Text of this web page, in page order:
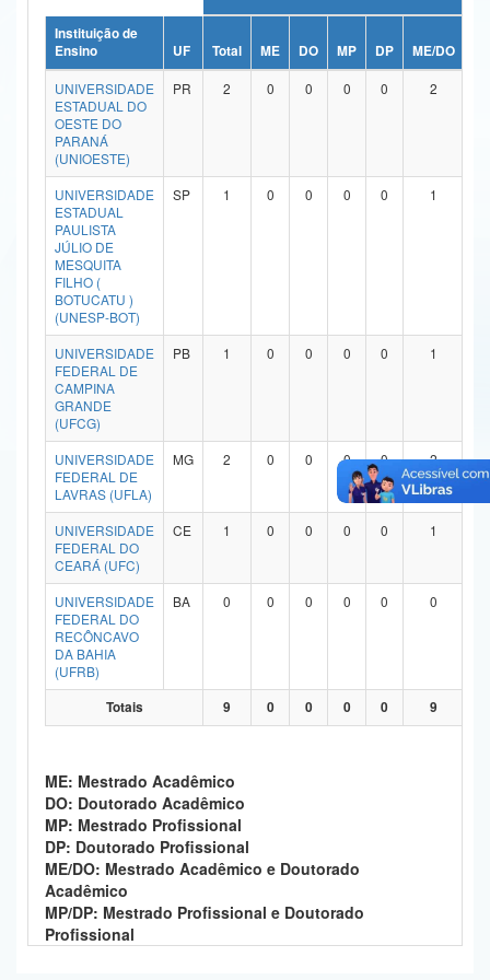
Ministério da Ciência, Tecnologia, Inovações e Comunicações
Ministério do Meio Ambiente
Ministério do Turismo
Ministério do Desenvolvimento Regional
Controladoria-Geral da União
Ministério da Mulher, da Família e dos Direitos Humanos
Secretaria-Geral
Secretaria de Governo
Gabinete de Segurança Institucional
Advocacia-Geral da União
Banco Central do Brasil
Instituição de
Ensino
UF Total ME DO MP DP ME/DO
UNIVERSIDADE
ESTADUAL DO
OESTE DO
PARANÁ
(UNIOESTE)
PR 2 0 0 0 0 2
UNIVERSIDADE
ESTADUAL
PAULISTA
JÚLIO DE
MESQUITA
FILHO (
BOTUCATU )
(UNESP-BOT)
SP 1 0 0 0 0 1
UNIVERSIDADE
FEDERAL DE
CAMPINA
GRANDE
(UFCG)
PB 1 0 0 0 0 1
UNIVERSIDADE
FEDERAL DE
LAVRAS (UFLA)
MG 2 0 0 0 0 2
UNIVERSIDADE
FEDERAL DO
CEARÁ (UFC)
CE 1 0 0 0 0 1
UNIVERSIDADE
FEDERAL DO
RECÔNCAVO
DA BAHIA
(UFRB)
BA 0 0 0 0 0 0
Totais 9 0 0 0 0 9
ME: Mestrado Acadêmico
DO: Doutorado Acadêmico
MP: Mestrado Profissional
DP: Doutorado Profissional
ME/DO: Mestrado Acadêmico e Doutorado
Acadêmico
MP/DP: Mestrado Profissional e Doutorado
Profissional